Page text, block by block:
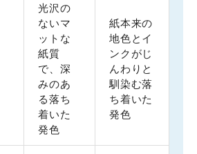
光沢の
ないマ
ットな
紙質
で、深
みのあ
る落ち
着いた
発色
紙本来の
地色とイ
ンクがじ
んわりと
馴染む落
ち着いた
発色